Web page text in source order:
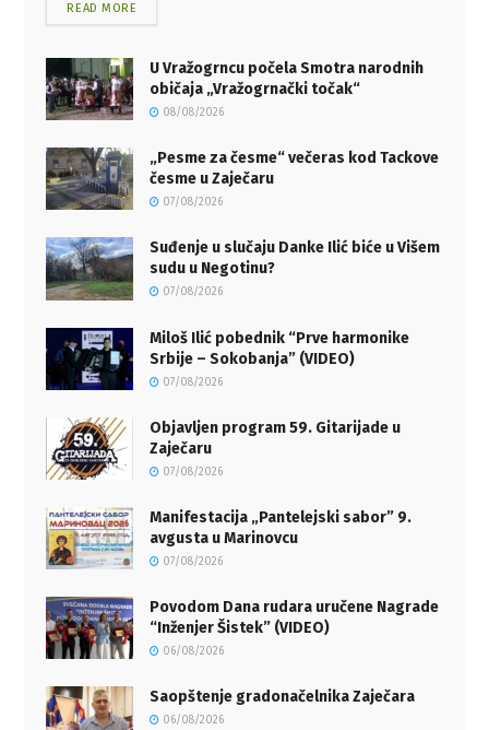
READ MORE
U Vražogrncu počela Smotra narodnih
običaja „Vražogrnački točak“
08/08/2026
„Pesme za česme“ večeras kod Tackove
česme u Zaječaru
07/08/2026
Suđenje u slučaju Danke Ilić biće u Višem
sudu u Negotinu?
07/08/2026
Miloš Ilić pobednik “Prve harmonike
Srbije – Sokobanja” (VIDEO)
07/08/2026
Objavljen program 59. Gitarijade u
Zaječaru
07/08/2026
Manifestacija „Pantelejski sabor” 9.
avgusta u Marinovcu
07/08/2026
Povodom Dana rudara uručene Nagrade
“Inženjer Šistek” (VIDEO)
06/08/2026
Saopštenje gradonačelnika Zaječara
06/08/2026